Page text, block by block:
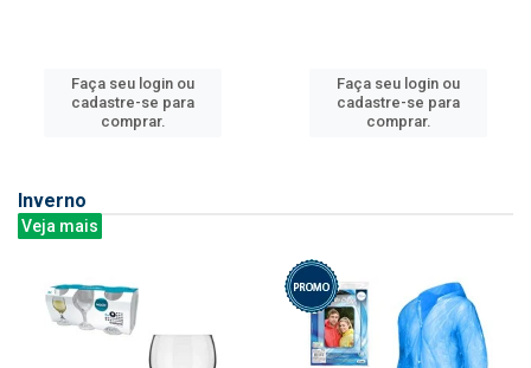
Faça seu login ou
cadastre-se para
comprar.
Faça seu login ou
cadastre-se para
comprar.
Inverno
Veja mais